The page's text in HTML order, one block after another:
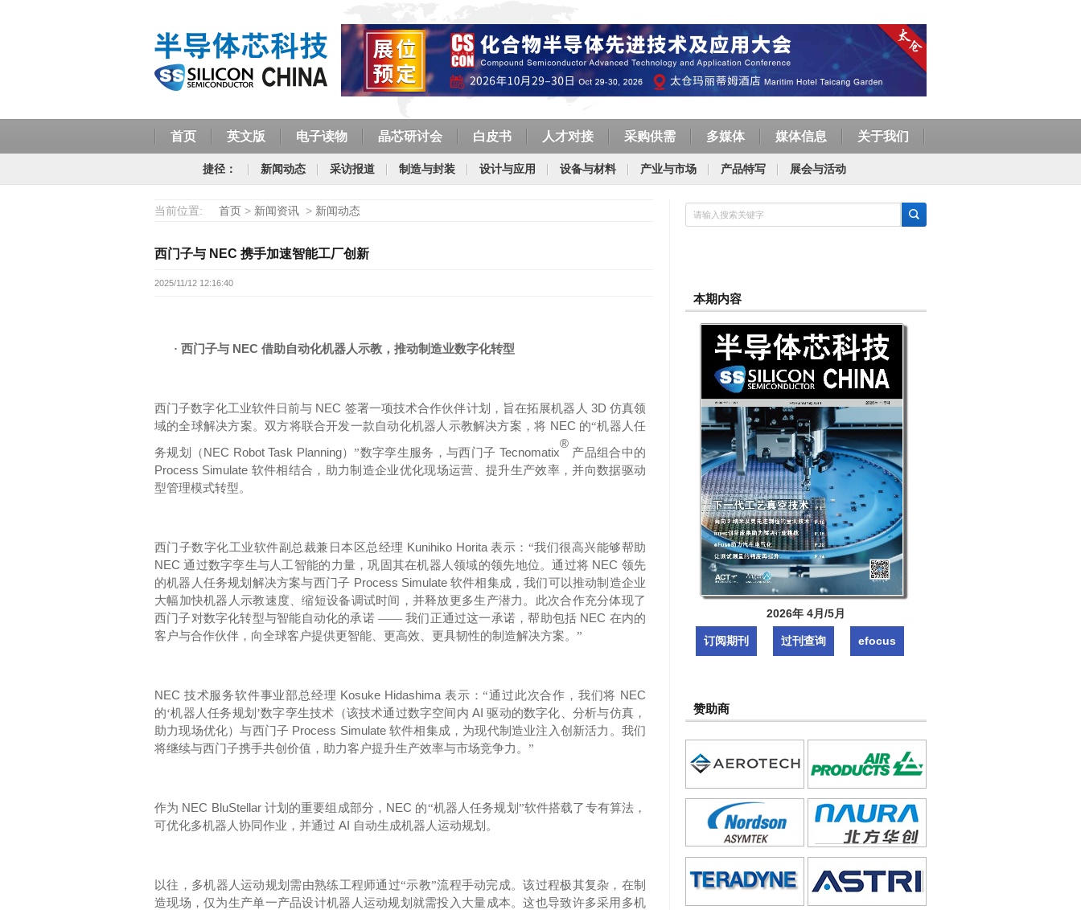
首页 英文版 电子读物 晶芯研讨会 白皮书 人才对接 采购供需 多媒体 媒体信息 关于我们
捷径： 新闻动态 采访报道 制造与封装 设计与应用 设备与材料 产业与市场 产品特写 展会与活动
当前位置: 首页 > 新闻资讯 > 新闻动态
西门子与 NEC 携手加速智能工厂创新
2025/11/12 12:16:40
· 西门子与 NEC 借助自动化机器人示教，推动制造业数字化转型
西门子数字化工业软件日前与 NEC 签署一项技术合作伙伴计划，旨在拓展机器人 3D 仿真领
域的全球解决方案。双方将联合开发一款自动化机器人示教解决方案，将 NEC 的“机器人任
务规划（NEC Robot Task Planning）”数字孪生服务，与西门子 Tecnomatix
®
产品组合中的
Process Simulate 软件相结合，助力制造企业优化现场运营、提升生产效率，并向数据驱动
型管理模式转型。
西门子数字化工业软件副总裁兼日本区总经理 Kunihiko Horita 表示： “我们很高兴能够帮助
NEC通过数字孪生与人工智能的力量，巩固其在机器人领域的领先地位。通过将 NEC 领先
的机器人任务规划解决方案与西门子 Process Simulate 软件相集成，我们可以推动制造企业
大幅加快机器人示教速度、缩短设备调试时间，并释放更多生产潜力。此次合作充分体现了
西门子对数字化转型与智能自动化的承诺 —— 我们正通过这一承诺，帮助包括 NEC 在内的
客户与合作伙伴，向全球客户提供更智能、更高效、更具韧性的制造解决方案。”
NEC 技术服务软件事业部总经理 Kosuke Hidashima 表示：“通过此次合作，我们将 NEC
的‘机器人任务规划’数字孪生技术（该技术通过数字空间内AI驱动的数字化、分析与仿真，
助力现场优化）与西门子 Process Simulate 软件相集成，为现代制造业注入创新活力。我们
将继续与西门子携手共创价值，助力客户提升生产效率与市场竞争力。”
作为 NEC BluStellar 计划的重要组成部分， NEC 的“机器人任务规划”软件搭载了专有算法，
可优化多机器人协同作业，并通过 AI 自动生成机器人运动规划。
以往，多机器人运动规划需由熟练工程师通过“示教”流程手动完成。该过程极其复杂，在制
造现场，仅为生产单一产品设计机器人运动规划就需投入大量成本。这也导致许多采用多机
本期内容
2026年 4月/5月
订阅期刊 过刊查询 efocus
赞助商